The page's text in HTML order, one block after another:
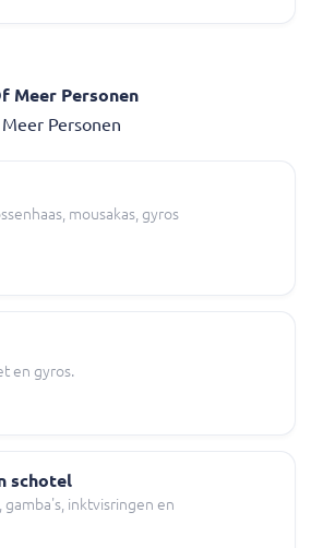
Meer Personen
Personen
mousakas, gyros
en gyros.
schotel
inktvisringen en